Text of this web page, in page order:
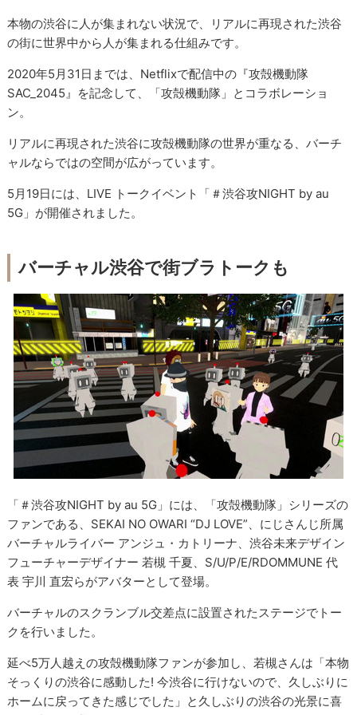
本物の渋谷に人が集まれない状況で、リアルに再現された渋谷
の街に世界中から人が集まれる仕組みです。
2020年5月31日までは、Netflixで配信中の『攻殻機動隊
SAC_2045』を記念して、「攻殻機動隊」とコラボレーショ
ン。
リアルに再現された渋谷に攻殻機動隊の世界が重なる、バーチ
ャルならではの空間が広がっています。
5月19日には、LIVE トークイベント「＃渋谷攻NIGHT by au
5G」が開催されました。
バーチャル渋谷で街ブラトークも
「＃渋谷攻NIGHT by au 5G」には、「攻殻機動隊」シリーズの
ファンである、SEKAI NO OWARI “DJ LOVE”、にじさんじ所属
バーチャルライバー アンジュ・カトリーナ、渋谷未来デザイン
フューチャーデザイナー 若槻 千夏、S/U/P/E/RDOMMUNE 代
表 宇川 直宏らがアバターとして登場。
バーチャルのスクランブル交差点に設置されたステージでトー
クを行いました。
延べ5万人越えの攻殻機動隊ファンが参加し、若槻さんは「本物
そっくりの渋谷に感動した! 今渋谷に行けないので、久しぶりに
ホームに戻ってきた感じでした」と久しぶりの渋谷の光景に喜